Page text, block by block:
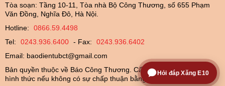
Tòa soạn: Tầng 10-11, Tòa nhà Bộ Công Thương, số 655 Phạm
Văn Đồng, Nghĩa Đô, Hà Nội.
Hotline:
0866.59.4498
Tel:
0243.936.6400 - Fax:
0243.936.6402
Email: baodientubct@gmail.com
Bản quyền thuộc về Báo Công Thương. Cấm sao chép dưới mọi
hình thức nếu không có sự chấp thuận bằng văn bản.
Hỏi đáp Xăng E10